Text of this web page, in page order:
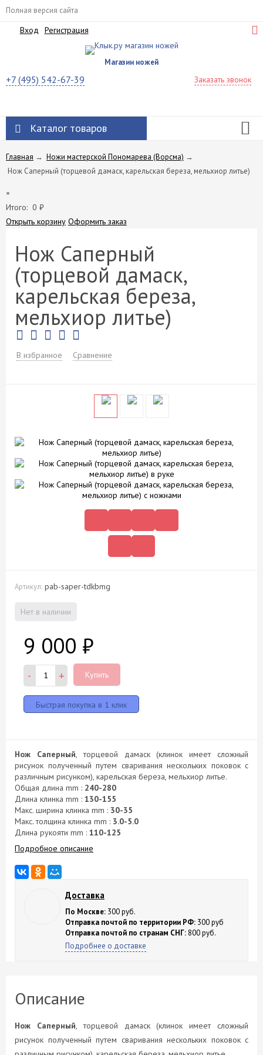
Полная версия сайта
Вход Регистрация
Магазин ножей
+7 (495) 542-67-39 Заказать звонок
Каталог товаров
Главная → Ножи мастерской Пономарева (Ворсма) →
Нож Саперный (торцевой дамаск, карельская береза, мельхиор литье)
×
Итого: 0 ₽
Открыть корзину Оформить заказ
Нож Саперный
(торцевой дамаск,
карельская береза,
мельхиор литье)
В избранное Сравнение
Артикул: pab-saper-tdkbmg
Нет в наличии
9 000 ₽
- + Купить
Нож Саперный, торцевой дамаск (клинок имеет сложный
рисунок полученный путем сваривания нескольких поковок с
различным рисунком), карельская береза, мельхиор литье.
Общая длина mm : 240-280
Длина клинка mm : 130-155
Макс. ширина клинка mm : 30-35
Макс. толщина клинка mm : 3.0-5.0
Длина рукояти mm : 110-125
Подробное описание
Доставка
По Москве: 300 руб.
Отправка почтой по территории РФ: 300 руб
Отправка почтой по странам СНГ: 800 руб.
Подробнее о доставке
Описание
Нож Саперный, торцевой дамаск (клинок имеет сложный
рисунок полученный путем сваривания нескольких поковок с